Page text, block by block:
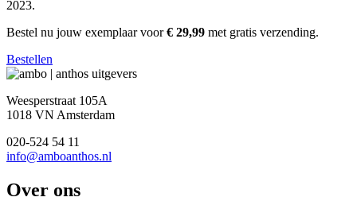
2023.
Bestel nu jouw exemplaar voor€ 29,99 met gratis verzending.
Bestellen
Weesperstraat 105A
1018 VN Amsterdam
020-524 54 11
info@amboanthos.nl
Over ons